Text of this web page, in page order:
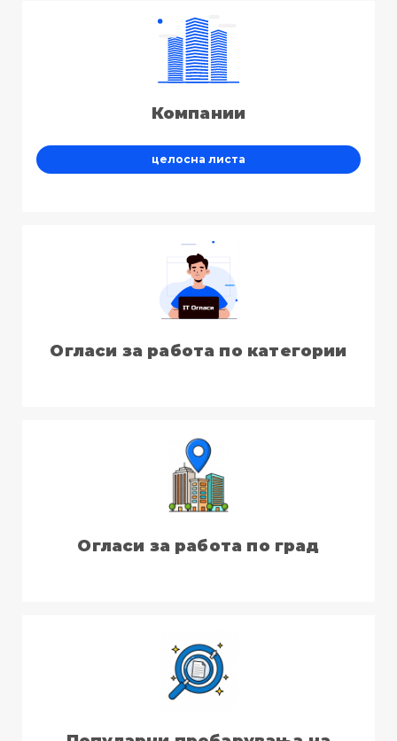
Компании
целосна листа
Огласи за работа по категории
Огласи за работа по град